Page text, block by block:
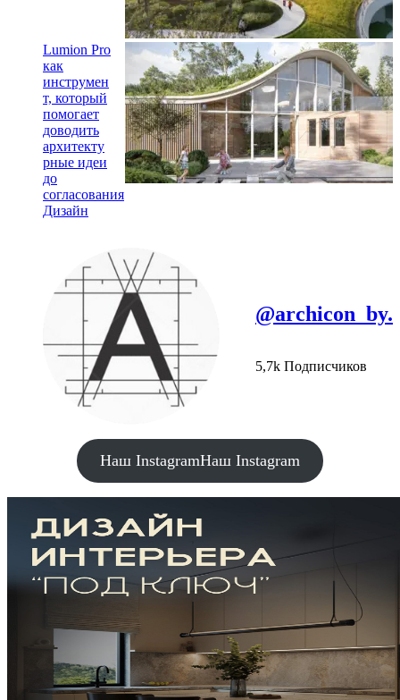
Lumion Pro
как
инструмен
т, который
помогает
доводить
архитекту
рные идеи
до
согласования
Дизайн
@archicon_by.
5,7k Подписчиков
Наш InstagramНаш Instagram